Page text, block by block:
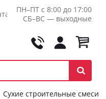
Контакты Оптовикам
ПН–ПТ с 8:00 до 17:00
СБ–ВС — выходные
Сухие строительные смеси